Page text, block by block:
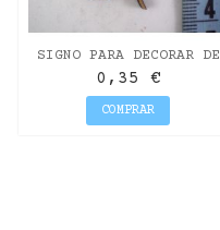
SIGNO PARA DECORAR DE
DM MISS CRAFT DE 3CM.
&
0,35 €
COMPRAR